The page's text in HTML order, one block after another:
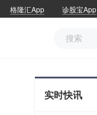
格隆汇App 诊股宝App
实时快讯